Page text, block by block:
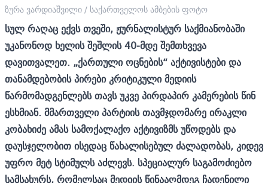
ზურა ვარდიაშვილი / საქართველოს ამბების ფოტო
სულ რაღაც ექვს თვეში, ჟურნალისტურ საქმიანობაში
უკანონოდ ხელის შეშლის 40-მდე შემთხვევა
დავითვალეთ. „ქართული ოცნების“ აქტივისტები და
თანამდებობის პირები კრიტიკული მედიის
წარმომადგენლებს თავს უკვე პირდაპირ კამერების წინ
ესხმიან. მმართველი პარტიის თავმჯდომარე ირაკლი
კობახიძე ამას სამოქალაქო აქტივიზმს უწოდებს და
დაუსჯელობით ისედაც წახალისებულ ძალადობას, კიდევ
უფრო მეტ სტიმულს აძლევს. სპეციალურ საგამოძიებო
სამსახურს, რომელსაც მედიის წინააღმდეგ ჩადენილი